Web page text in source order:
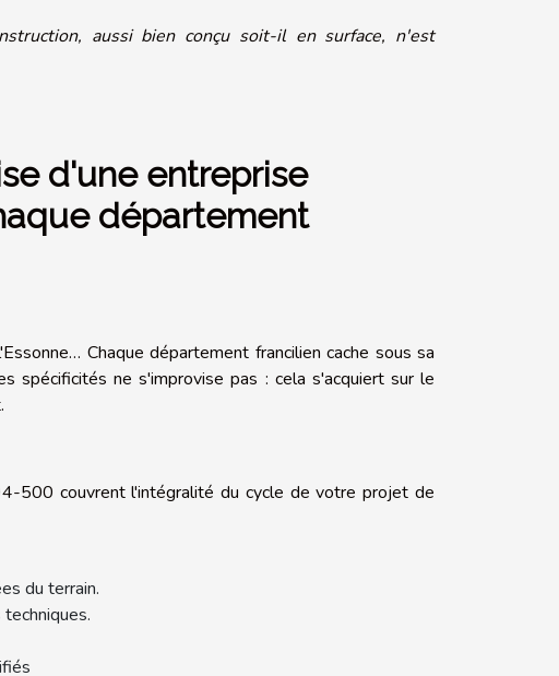
aussi bien conçu soit-il en surface, n'est
d'une entreprise
département
Chaque département francilien cache sous sa
spécificités ne s'improvise pas : cela s'acquiert sur le
500 couvrent l'intégralité du cycle de votre projet de
du terrain.